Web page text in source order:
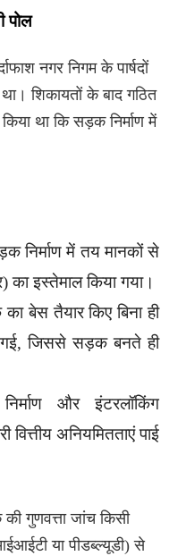
पोल
नगर निगम के पार्षदों
शिकायतों के बाद गठित
था कि सड़क निर्माण में
निर्माण में तय मानकों से
का इस्तेमाल किया गया।
बेस तैयार किए बिना ही
गई, जिससे सड़क बनते ही
और इंटरलॉकिंग
वित्तीय अनियमितताएं पाई
गुणवत्ता जांच किसी
या पीडब्ल्यूडी) से